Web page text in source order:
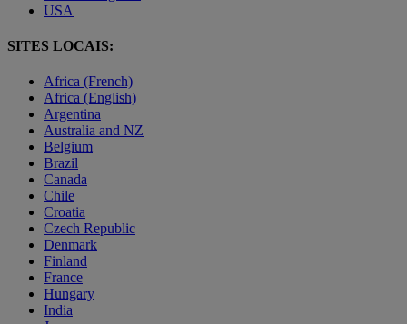
USA
SITES LOCAIS:
Africa (French)
Africa (English)
Argentina
Australia and NZ
Belgium
Brazil
Canada
Chile
Croatia
Czech Republic
Denmark
Finland
France
Hungary
India